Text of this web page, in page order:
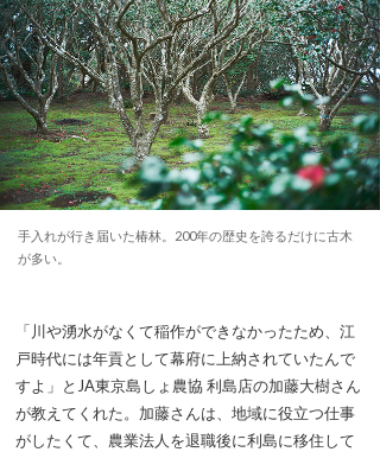
手入れが行き届いた椿林。200年の歴史を誇るだけに古木
が多い。
「川や湧水がなくて稲作ができなかったため、江
戸時代には年貢として幕府に上納されていたんで
すよ」とJA東京島しょ農協 利島店の加藤大樹さん
が教えてくれた。加藤さんは、地域に役立つ仕事
がしたくて、農業法人を退職後に利島に移住して